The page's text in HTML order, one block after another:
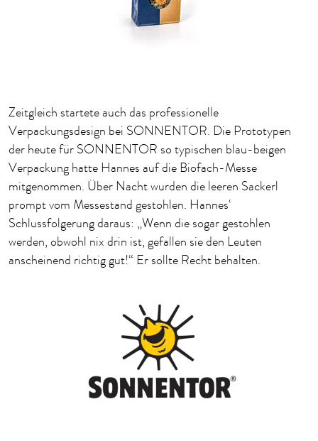
Zeitgleich startete auch das professionelle
Verpackungsdesign bei SONNENTOR. Die Prototypen
der heute für SONNENTOR so typischen blau-beigen
Verpackung hatte Hannes auf die Biofach-Messe
mitgenommen. Über Nacht wurden die leeren Sackerl
prompt vom Messestand gestohlen. Hannes‘
Schlussfolgerung daraus: „Wenn die sogar gestohlen
werden, obwohl nix drin ist, gefallen sie den Leuten
anscheinend richtig gut!“ Er sollte Recht behalten.